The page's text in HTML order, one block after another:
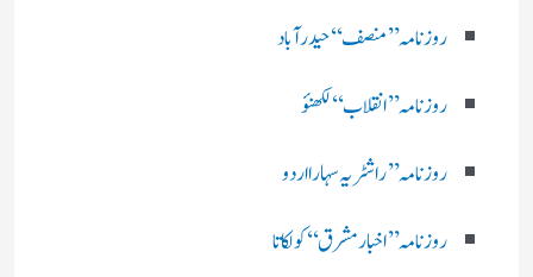
روزنامہ ’’ منصف‘‘ حیدر آباد
روزنامہ ’’ انقلاب‘‘ لکھنؤ
روز نامہ ’’راشٹریہ سہارا اردو
روزنامہ ’’اخبارمشرق‘‘ کولکاتا